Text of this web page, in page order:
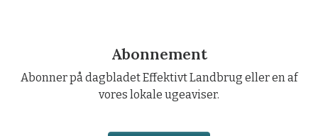
Abonnement
Abonner på dagbladet Effektivt Landbrug eller en af
vores lokale ugeaviser.